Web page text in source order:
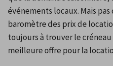
événements locaux. Mais
baromètre des prix de
toujours à trouver le
meilleure offre pour la